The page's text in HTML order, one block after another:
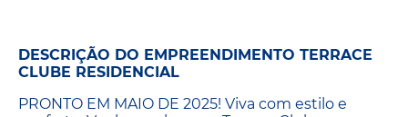
DESCRIÇÃO DO EMPREENDIMENTO TERRACE
CLUBE RESIDENCIAL
PRONTO EM MAIO DE 2025! Viva com estilo e